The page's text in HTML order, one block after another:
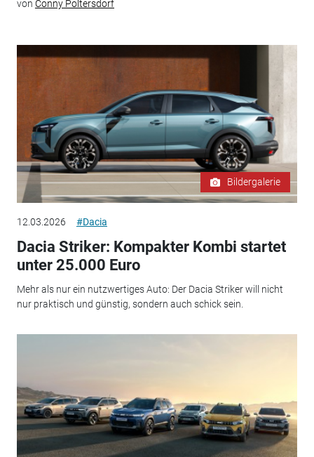
von Conny Poltersdorf
Bildergalerie
12.03.2026 #Dacia
Dacia Striker: Kompakter Kombi startet
unter 25.000 Euro
Mehr als nur ein nutzwertiges Auto: Der Dacia Striker will nicht
nur praktisch und günstig, sondern auch schick sein.